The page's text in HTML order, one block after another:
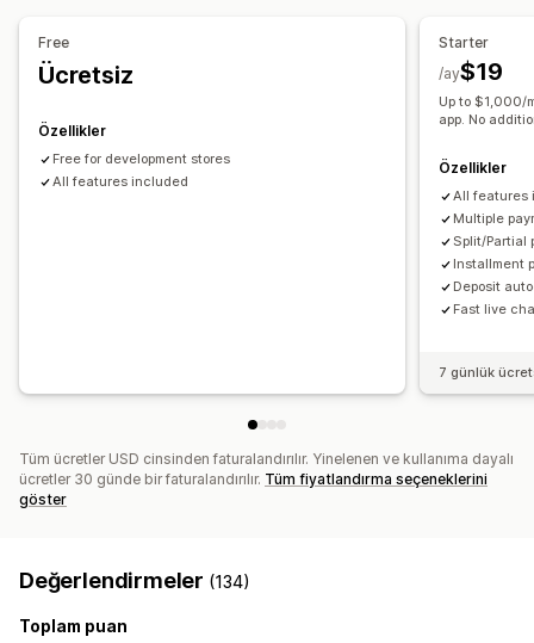
Free
Ücretsiz
Özellikler
Free for development stores
All features included
Starter
$19
/ay
Up to $1,000/
app. No
Özellikler
All features
Multiple
Split/Partial
Installment
Deposit
Fast live
7 günlük
Tüm ücretler USD cinsinden faturalandırılır. Yinelenen ve kullanıma dayalı
ücretler 30 günde bir faturalandırılır. Tüm fiyatlandırma seçeneklerini
göster
Değerlendirmeler (134)
Toplam puan